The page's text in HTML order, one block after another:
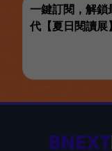
一鍵訂閱，解
代【夏日閱讀